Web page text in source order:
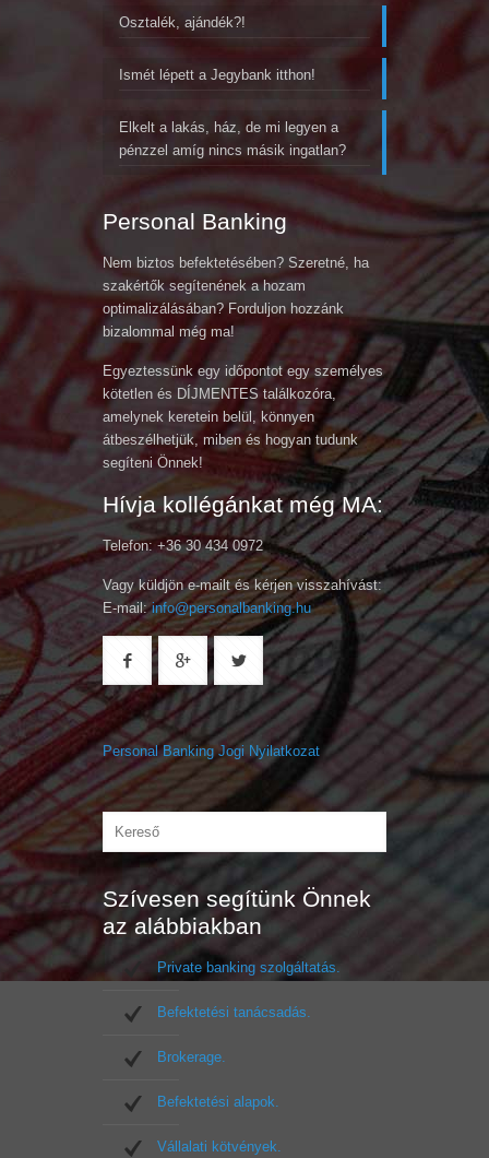
Osztalék, ajándék?!
Ismét lépett a Jegybank itthon!
Elkelt a lakás, ház, de mi legyen a
pénzzel amíg nincs másik ingatlan?
Personal Banking
Nem biztos befektetésében? Szeretné, ha
szakértők segítenének a hozam
optimalizálásában? Forduljon hozzánk
bizalommal még ma!
Egyeztessünk egy időpontot egy személyes
kötetlen és DÍJMENTES találkozóra,
amelynek keretein belül, könnyen
átbeszélhetjük, miben és hogyan tudunk
segíteni Önnek!
Hívja kollégánkat még MA:
Telefon: +36 30 434 0972
Vagy küldjön e-mailt és kérjen visszahívást:
E-mail:info@personalbanking.hu
Personal Banking Jogi Nyilatkozat
Szívesen segítünk Önnek
az alábbiakban
Private banking szolgáltatás.
Befektetési tanácsadás.
Brokerage.
Befektetési alapok.
Vállalati kötvények.